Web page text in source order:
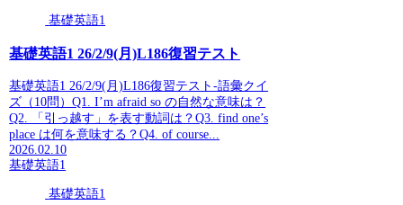
基礎英語1
基礎英語1 26/2/9(月)L186復習テスト
基礎英語1 26/2/9(月)L186復習テスト-語彙クイ
ズ（10問）Q1. I’m afraid so の自然な意味は？
Q2. 「引っ越す」を表す動詞は？Q3. find one’s
place は何を意味する？Q4. of course...
2026.02.10
基礎英語1
基礎英語1